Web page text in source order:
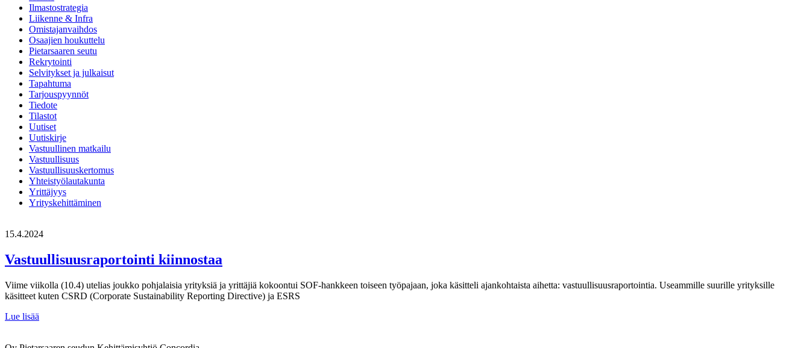
Ilmastostrategia
Liikenne & Infra
Omistajanvaihdos
Osaajien houkuttelu
Pietarsaaren seutu
Rekrytointi
Selvitykset ja julkaisut
Tapahtuma
Tarjouspyynnöt
Tiedote
Tilastot
Uutiset
Uutiskirje
Vastuullinen matkailu
Vastuullisuus
Vastuullisuuskertomus
Yhteistyölautakunta
Yrittäjyys
Yrityskehittäminen
15.4.2024
Vastuullisuusraportointi kiinnostaa
Viime viikolla (10.4) utelias joukko pohjalaisia yrityksiä ja yrittäjiä kokoontui SOF-hankkeen toiseen työpajaan, joka käsitteli ajankohtaista aihetta: vastuullisuusraportointia. Useammille suurille yrityksille
käsitteet kuten CSRD (Corporate Sustainability Reporting Directive) ja ESRS
Lue lisää